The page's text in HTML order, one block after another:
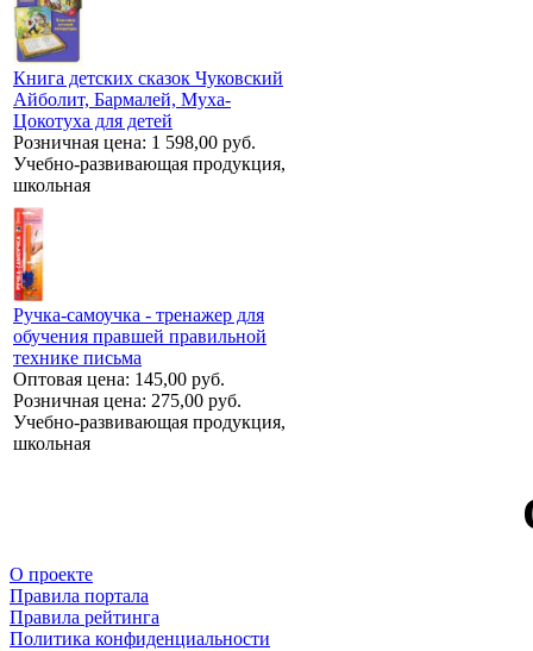
Книга детских сказок Чуковский
Айболит, Бармалей, Муха-
Цокотуха для детей
Розничная цена: 1 598,00 руб.
Учебно-развивающая продукция,
школьная
Ручка-самоучка - тренажер для
обучения правшей правильной
технике письма
Оптовая цена: 145,00 руб.
Розничная цена: 275,00 руб.
Учебно-развивающая продукция,
школьная
О проекте
Правила портала
Правила рейтинга
Политика конфиденциальности